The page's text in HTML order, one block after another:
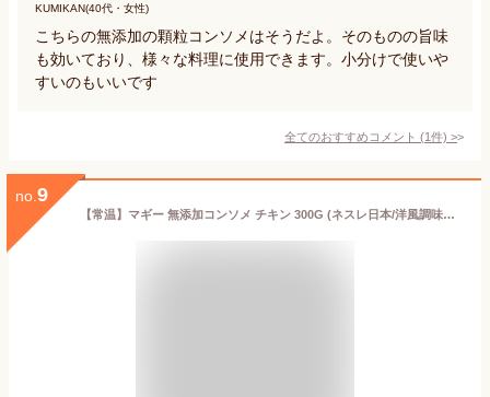
KUMIKAN(40代・女性)
こちらの無添加の顆粒コンソメはそうだよ。そのものの旨味
も効いており、様々な料理に使用できます。小分けで使いや
すいのもいいです
全てのおすすめコメント (1件) >
no. 9
【常温】マギー 無添加コンソメ チキン 300G (ネスレ日本/洋風調味料) 業務用